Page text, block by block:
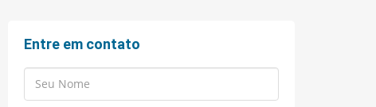
Entre em contato